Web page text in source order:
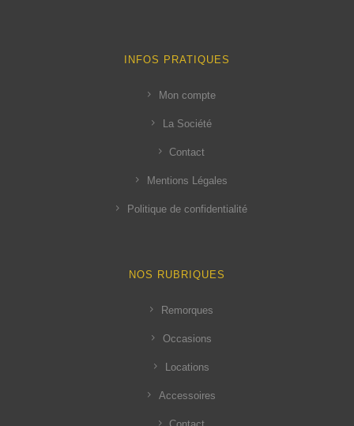
INFOS PRATIQUES
Mon compte
La Société
Contact
Mentions Légales
Politique de confidentialité
NOS RUBRIQUES
Remorques
Occasions
Locations
Accessoires